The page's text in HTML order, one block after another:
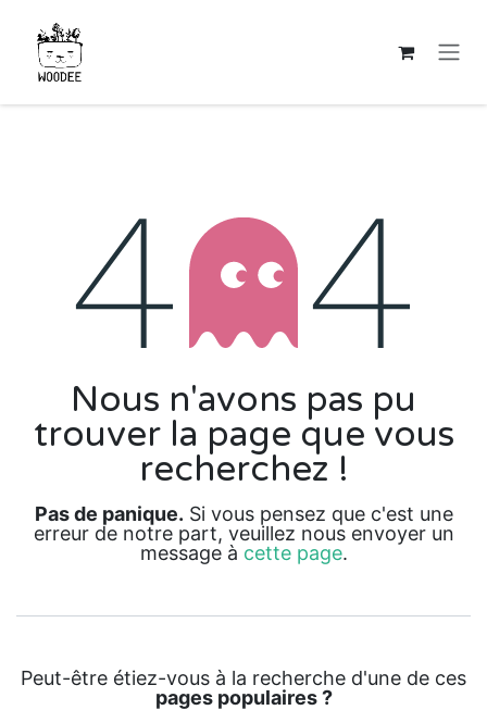
Erreur 404
Nous n'avons pas pu
trouver la page que vous
recherchez !
Pas de panique. Si vous pensez que c'est une
erreur de notre part, veuillez nous envoyer un
message à cette page.
Peut-être étiez-vous à la recherche d'une de ces
pages populaires ?